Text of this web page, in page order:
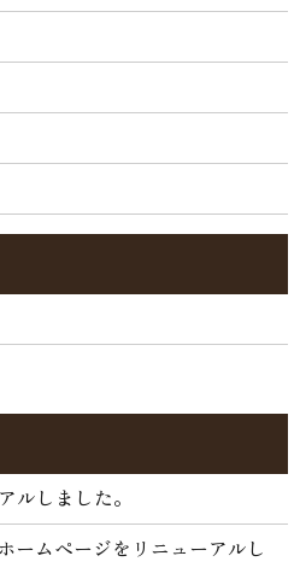
ルしました。
ームページをリニューアルし